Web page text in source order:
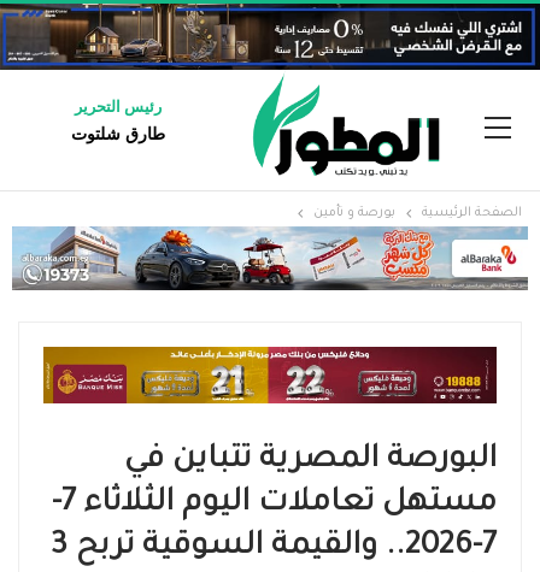
رئيس التحرير
طارق شلتوت
الصفحة الرئيسية بورصة و تأمين
البورصة المصرية تتباين في
مستهل تعاملات اليوم الثلاثاء 7-
7-2026.. والقيمة السوقية تربح 3